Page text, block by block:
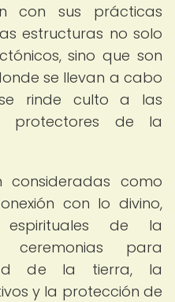
con sus prácticas
estructuras no solo
sino que son
se llevan a cabo
rinde culto a las
protectores de la
consideradas como
con lo divino,
de la
ceremonias para
de la tierra, la
y la protección de